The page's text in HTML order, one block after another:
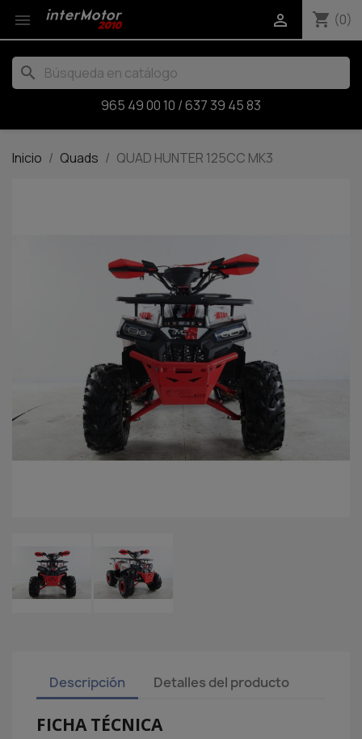
 shopping_cart (0)

search
965 49 00 10 /637 39 45 83
Inicio Quads QUAD HUNTER 125CC MK3
Descripción Detalles del producto
FICHA TÉCNICA